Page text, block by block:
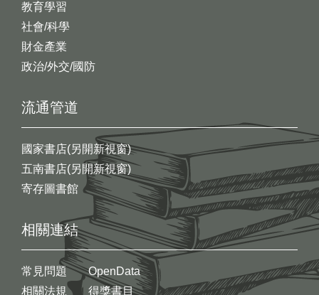
教育學習
社會/科學
財金產業
政治/外交/國防
流通管道
國家書店(另開新視窗)
五南書店(另開新視窗)
寄存圖書館
相關連結
常見問題
相關法規
OpenData
得獎書目